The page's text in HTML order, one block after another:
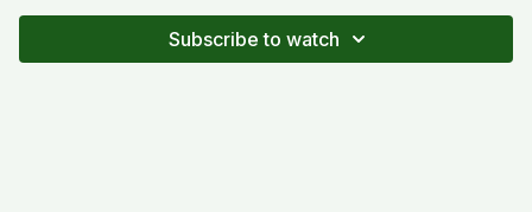
Subscribe to watch